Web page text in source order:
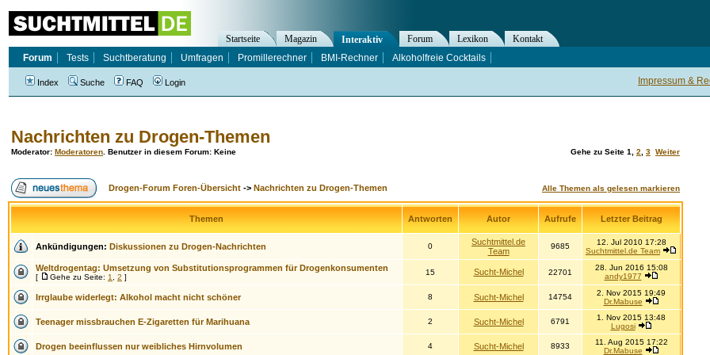
Nachrichten zu Drogen-Themen
Moderator: Moderatoren . Benutzer in diesem Forum: Keine Gehe zu Seite 1 2 3 Weiter
Drogen-Forum Foren-Übersicht -> Nachrichten zu Drogen-Themen Alle Themen als gelesen markieren
Themen Antworten Autor Aufrufe Letzter Beitrag
Ankündigungen: Diskussionen zu Drogen-Nachrichten 0
Suchtmittel.de
Team
9685
12. Jul 2010 17:28
Suchtmittel.de Team
Weltdrogentag: Umsetzung von Substitutionsprogrammen für Drogenkonsumenten
[ Gehe zu Seite: 1 2 ]
15 Sucht-Michel 22701
28. Jun 2016 15:08
andy1977
Irrglaube widerlegt: Alkohol macht nicht schöner 8 Sucht-Michel 14754
2. Nov 2015 19:49
Dr.Mabuse
Teenager missbrauchen E-Zigaretten für Marihuana 2 Sucht-Michel 6791
1. Nov 2015 13:48
Lugosi
Drogen beeinflussen nur weibliches Hirnvolumen 4 Sucht-Michel 8933
11. Aug 2015 17:22
Dr.Mabuse
Impressum &
Startseite Magazin Interaktiv Forum Lexikon
Kontakt
Forum
Tests Suchtberatung Umfragen Promillerechner BMI-Rechner Alkoholfreie Cocktails
Index Suche FAQ Login